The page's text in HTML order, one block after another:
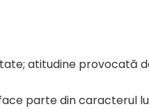
atitudine provocată
parte din caracterul